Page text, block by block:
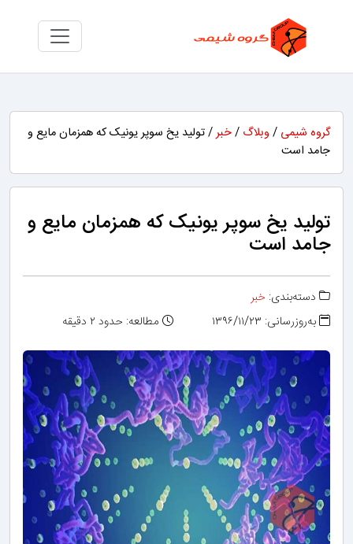
گروه شیمی / وبلاگ /خبر/ تولید یخ سوپر یونیک که همزمان مایع و
جامد است
تولید یخ سوپر یونیک که همزمان مایع و
جامد است
دسته‌بندی: خبر
به‌روزرسانی: ۱۳۹۶/۱۱/۲۳
مطالعه: حدود ۲ دقیقه